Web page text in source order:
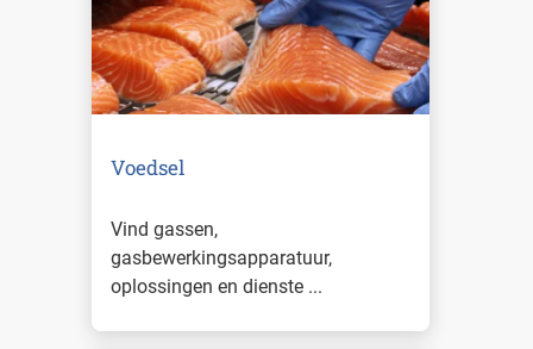
Voedsel
Vind gassen,
gasbewerkingsapparatuur,
oplossingen en dienste ...